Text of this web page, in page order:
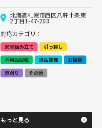
北海道札幌市西区八軒十条東
2丁目1-47-203
対応カテゴリ：
家具組み立て
引っ越し
不用品回収
遺品整理
お掃除
草刈り
その他
もっと見る